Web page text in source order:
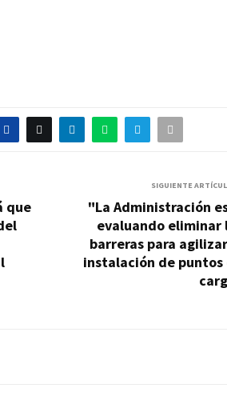
que
SIGUIENTE
"La Administración
evaluando eliminar
barreras para
instalación de puntos